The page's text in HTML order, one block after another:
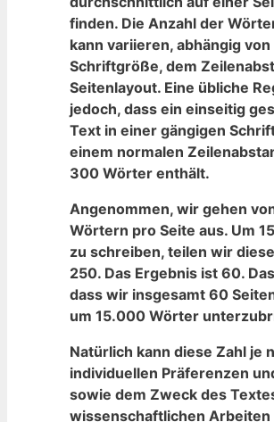
finden. Die Anzahl der
kann ⁣variieren, abhängig
Schriftgröße, dem
⁢Seitenlayout. Eine übliche
jedoch, dass ein einseitig
Text in einer gängigen
einem normalen
300 Wörter enthält.
Angenommen, wir gehen
Wörtern pro Seite aus. Um
zu ‍schreiben, teilen wir
250. Das Ergebnis ⁤ist ​60.⁣
dass wir insgesamt‍ 60
um 15.000 Wörter
Natürlich kann diese ‍Zahl je
individuellen Präferenzen
sowie dem ⁢Zweck des
wissenschaftlichen